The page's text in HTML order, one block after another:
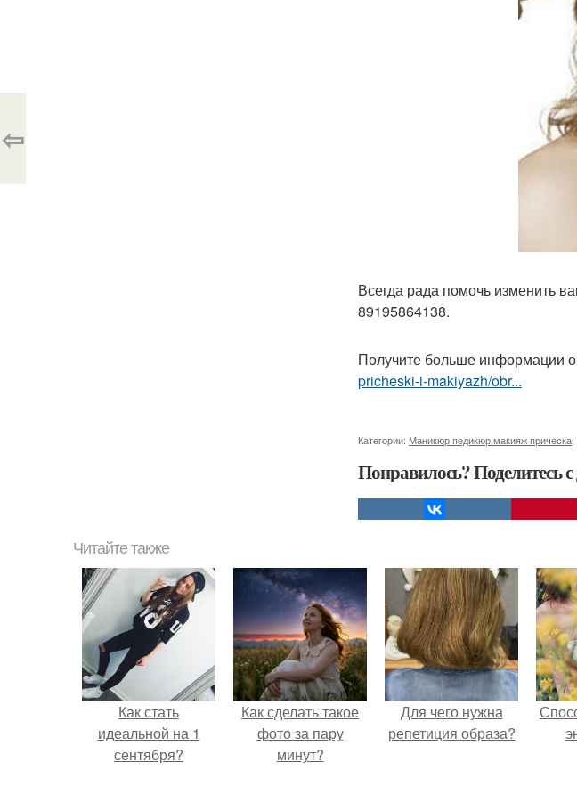
Всегда рада помочь изменить
89195864138.
Получите больше информации
pricheski-i-makiyazh/obr...
Категории: Маникюр педикюр макияж прическа
Понравилось? Поделитесь
⇦
Читайте также
Как стать
идеальной на 1
сентября?
Как сделать такое
фото за пару
минут?
Для чего нужна
репетиция образа?